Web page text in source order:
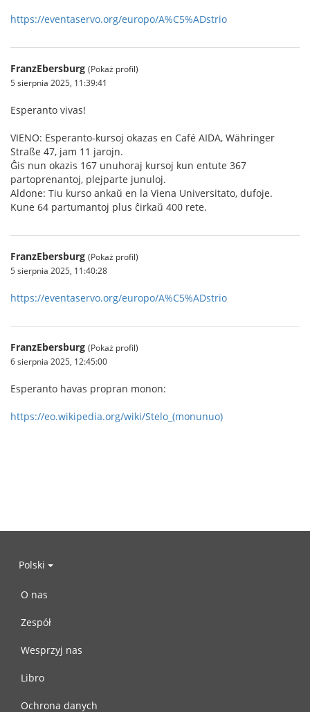
https://eventaservo.org/europo/A%C5%ADstrio
FranzEbersburg (Pokaż profil)
5 sierpnia 2025, 11:39:41
Esperanto vivas!
VIENO: Esperanto-kursoj okazas en Café AIDA, Währinger
Straße 47, jam 11 jarojn.
Ĝis nun okazis 167 unuhoraj kursoj kun entute 367
partoprenantoj, plejparte junuloj.
Aldone: Tiu kurso ankaŭ en la Viena Universitato, dufoje.
Kune 64 partumantoj plus ĉirkaŭ 400 rete.
FranzEbersburg (Pokaż profil)
5 sierpnia 2025, 11:40:28
https://eventaservo.org/europo/A%C5%ADstrio
FranzEbersburg (Pokaż profil)
6 sierpnia 2025, 12:45:00
Esperanto havas propran monon:
https://eo.wikipedia.org/wiki/Stelo_(monunuo)
Polski
O nas
Zespół
Wesprzyj nas
Libro
Ochrona danych